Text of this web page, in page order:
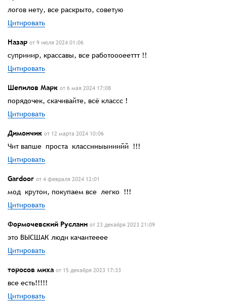
логов нету, все раскрыто, советую
Цитировать
Назар от 9 июля 2024 01:06
суприиир, крассавы, все работоооееттт !!
Цитировать
Шепилов Марк от 6 мая 2024 17:08
порядочек, скачивайте, всё классс !
Цитировать
Димончик от 12 марта 2024 10:06
Чит вапше проста класснныыииийй !!!
Цитировать
Gardoor от 4 февраля 2024 12:01
мод крутои, покупаем все легко !!!
Цитировать
Формочевский Русланн от 23 декабря 2023 21:09
это ВЫСШАК люди качаитееее
Цитировать
торосов миха от 15 декабря 2023 17:33
все есть!!!!!
Цитировать